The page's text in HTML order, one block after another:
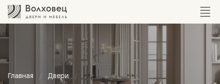
Главная Двери